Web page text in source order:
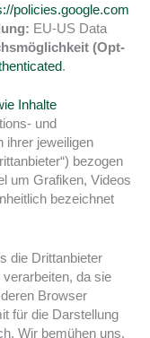
policies.google.com
EU-US Data
(Opt-
.
Inhalte
und
ihrer jeweiligen
bezogen
um Grafiken, Videos
bezeichnet
die Drittanbieter
da sie
Browser
für die Darstellung
Wir bemühen uns,